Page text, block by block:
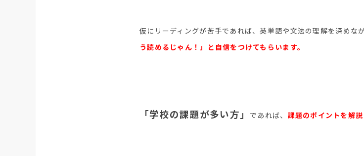
仮にリーディングが苦手であれば、英単語や文法の理解を深めな
う読めるじゃん！」と自信をつけてもらいます。
「学校の課題が多い方」 であれば、 課題のポイントを解